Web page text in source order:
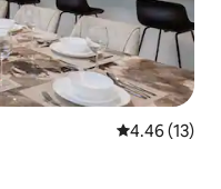
レビュー13
4.46 (13)